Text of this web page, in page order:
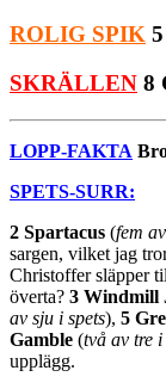
ROLIG SPIK
SKRÄLLEN 8
LOPP-FAKTA
SPETS-SURR:
2 Spartacus (fem
sargen, vilket jag
Christoffer släpper
överta? 3 Windmill
av sju i spets), 5
Gamble (två av tre i
upplägg.